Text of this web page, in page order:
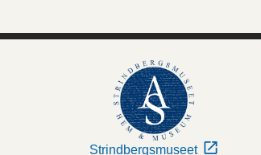
Strindbergsmuseet